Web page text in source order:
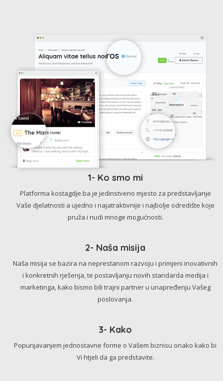
1- Ko smo mi
Platforma kostagdje.ba je jedinstveno mjesto za predstavljanje
Vaše djelatnosti a ujedno i najatraktivnije i najbolje odredište koje
pruža i nudi mnoge mogućnosti.
2- Naša misija
Naša misija se bazira na neprestanom razvoju i primjeni inovativnih
i konkretnih rješenja, te postavljanju novih standarda medija i
marketinga, kako bismo bili trajni partner u unapređenju Vašeg
poslovanja.
3- Kako
Popunjavanjem jednostavne forme o Vašem biznisu onako kako bi
Vi htjeli da ga predstavite.